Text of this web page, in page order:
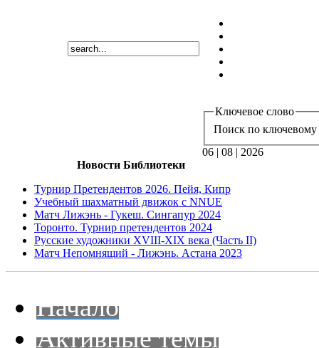
Ключевое слово
Поиск по ключевому
06 | 08 | 2026
Новости Библиотеки
Турнир Претендентов 2026. Пейя, Кипр
Учебный шахматный движок с NNUE
Матч Лижэнь - Гукеш. Сингапур 2024
Торонто. Турнир претендентов 2024
Русские художники XVIII-XIX века (Часть II)
Матч Непомнящий - Лижэнь. Астана 2023
Начало
Активные темы